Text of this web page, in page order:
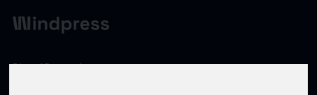
Digest/ Press release